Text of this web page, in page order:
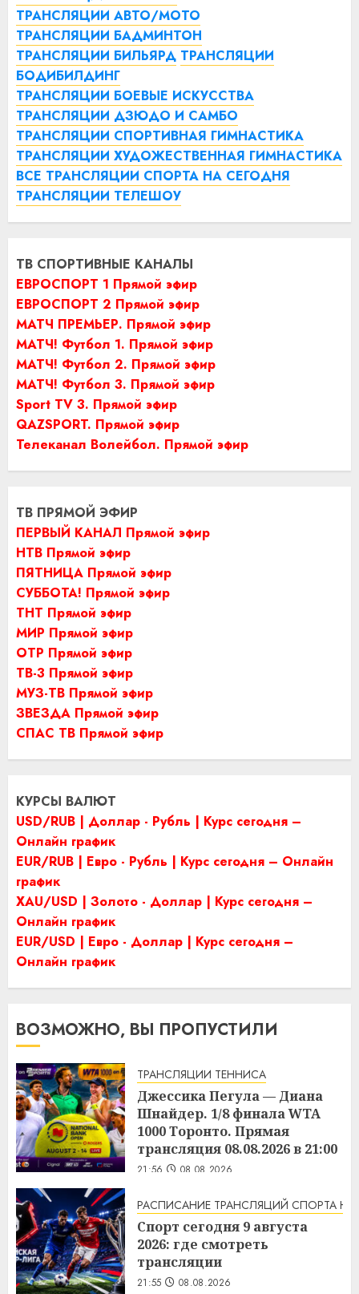
ТРАНСЛЯЦИИ АВТО/МОТО
ТРАНСЛЯЦИИ БАДМИНТОН
ТРАНСЛЯЦИИ БИЛЬЯРД ТРАНСЛЯЦИИ
БОДИБИЛДИНГ
ТРАНСЛЯЦИИ БОЕВЫЕ ИСКУССТВА
ТРАНСЛЯЦИИ ДЗЮДО И САМБО
ТРАНСЛЯЦИИ СПОРТИВНАЯ ГИМНАСТИКА
ТРАНСЛЯЦИИ ХУДОЖЕСТВЕННАЯ ГИМНАСТИКА
ВСЕ ТРАНСЛЯЦИИ СПОРТА НА СЕГОДНЯ
ТРАНСЛЯЦИИ ТЕЛЕШОУ
ТВ СПОРТИВНЫЕ КАНАЛЫ
ЕВРОСПОРТ 1 Прямой эфир
ЕВРОСПОРТ 2 Прямой эфир
МАТЧ ПРЕМЬЕР. Прямой эфир
МАТЧ! Футбол 1. Прямой эфир
МАТЧ! Футбол 2. Прямой эфир
МАТЧ! Футбол 3. Прямой эфир
Sport TV 3. Прямой эфир
QAZSPORT. Прямой эфир
Телеканал Волейбол. Прямой эфир
ТВ ПРЯМОЙ ЭФИР
ПЕРВЫЙ КАНАЛ Прямой эфир
НТВ Прямой эфир
ПЯТНИЦА Прямой эфир
СУББОТА! Прямой эфир
ТНТ Прямой эфир
МИР Прямой эфир
ОТР Прямой эфир
ТВ-3 Прямой эфир
МУЗ-ТВ Прямой эфир
ЗВЕЗДА Прямой эфир
СПАС ТВ Прямой эфир
КУРСЫ ВАЛЮТ
USD/RUB | Доллар - Рубль | Курс сегодня –
Онлайн график
EUR/RUB | Евро - Рубль | Курс сегодня – Онлайн
график
XAU/USD | Золото - Доллар | Курс сегодня –
Онлайн график
EUR/USD | Евро - Доллар | Курс сегодня –
Онлайн график
ВОЗМОЖНО, ВЫ ПРОПУСТИЛИ
ТРАНСЛЯЦИИ ТЕННИСА
Джессика Пегула — Диана
Шнайдер. 1/8 финала WTA
1000 Торонто. Прямая
трансляция 08.08.2026 в 21:00
21:56 08.08.2026
РАСПИСАНИЕ ТРАНСЛЯЦИЙ СПОРТА НА
Спорт сегодня 9 августа
2026: где смотреть
трансляции
21:55 08.08.2026